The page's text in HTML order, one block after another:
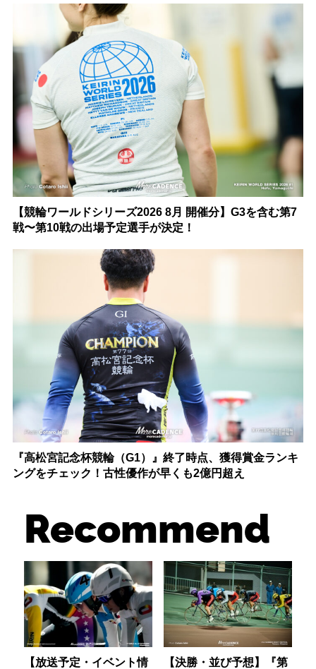
【競輪ワールドシリーズ2026 8月 開催分】G3を含む第7
戦〜第10戦の出場予定選手が決定！
『高松宮記念杯競輪（G1）』終了時点、獲得賞金ランキ
ングをチェック！古性優作が早くも2億円超え
Recommend
【放送予定・イベント情
【決勝・並び予想】『第